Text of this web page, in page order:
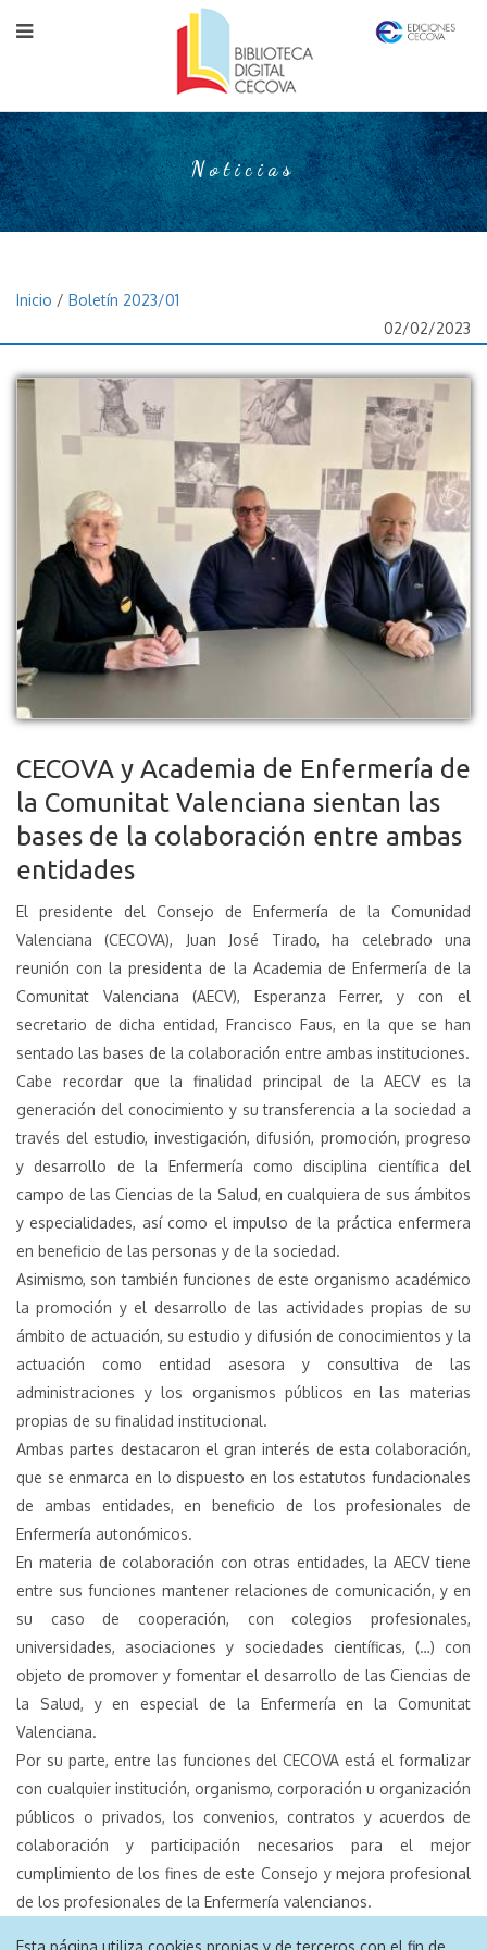
Esta página utiliza cookies propias y de terceros con el fin de
Noticias
Inicio / Boletín 2023/01
02/02/2023
CECOVA y Academia de Enfermería de
la Comunitat Valenciana sientan las
bases de la colaboración entre ambas
entidades
El presidente del Consejo de Enfermería de la Comunidad
Valenciana (CECOVA), Juan José Tirado, ha celebrado una
reunión con la presidenta de la Academia de Enfermería de la
Comunitat Valenciana (AECV), Esperanza Ferrer, y con el
secretario de dicha entidad, Francisco Faus, en la que se han
sentado las bases de la colaboración entre ambas instituciones.
Cabe recordar que la finalidad principal de la AECV es la
generación del conocimiento y su transferencia a la sociedad a
través del estudio, investigación, difusión, promoción, progreso
y desarrollo de la Enfermería como disciplina científica del
campo de las Ciencias de la Salud, en cualquiera de sus ámbitos
y especialidades, así como el impulso de la práctica enfermera
en beneficio de las personas y de la sociedad.
Asimismo, son también funciones de este organismo académico
la promoción y el desarrollo de las actividades propias de su
ámbito de actuación, su estudio y difusión de conocimientos y la
actuación como entidad asesora y consultiva de las
administraciones y los organismos públicos en las materias
propias de su finalidad institucional.
Ambas partes destacaron el gran interés de esta colaboración,
que se enmarca en lo dispuesto en los estatutos fundacionales
de ambas entidades, en beneficio de los profesionales de
Enfermería autonómicos.
En materia de colaboración con otras entidades, la AECV tiene
entre sus funciones mantener relaciones de comunicación, y en
su caso de cooperación, con colegios profesionales,
universidades, asociaciones y sociedades científicas, (…) con
objeto de promover y fomentar el desarrollo de las Ciencias de
la Salud, y en especial de la Enfermería en la Comunitat
Valenciana.
Por su parte, entre las funciones del CECOVA está el formalizar
con cualquier institución, organismo, corporación u organización
públicos o privados, los convenios, contratos y acuerdos de
colaboración y participación necesarios para el mejor
cumplimiento de los fines de este Consejo y mejora profesional
de los profesionales de la Enfermería valencianos.